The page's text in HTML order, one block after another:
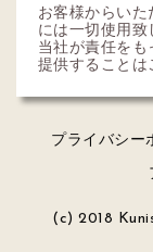
お客様からい
には一切使用致
当社が責任をも
提供することは
プライバシー
(c) 2018